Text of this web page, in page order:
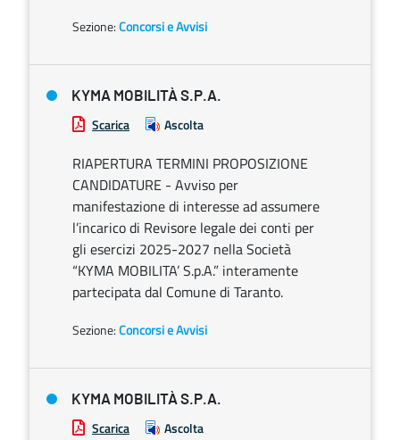
Sezione:Concorsi e Avvisi
KYMA MOBILITÀ S.P.A.
Scarica Ascolta
RIAPERTURA TERMINI PROPOSIZIONE
CANDIDATURE - Avviso per
manifestazione di interesse ad assumere
l’incarico di Revisore legale dei conti per
gli esercizi 2025-2027 nella Società
“KYMA MOBILITA’ S.p.A.” interamente
partecipata dal Comune di Taranto.
Sezione:Concorsi e Avvisi
KYMA MOBILITÀ S.P.A.
Scarica Ascolta